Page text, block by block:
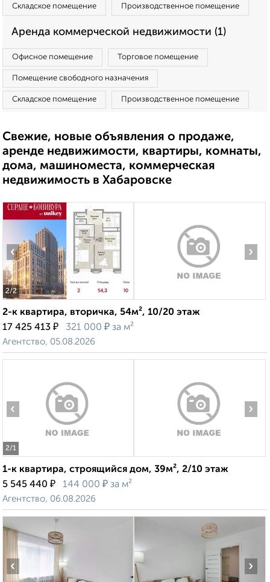
Складское помещение Производственное помещение
Аренда коммерческой недвижимости (1)
Офисное помещение Торговое помещение
Помещение свободного назначения
Складское помещение Производственное помещение
Свежие, новые объявления о продаже,
аренде недвижимости, квартиры, комнаты,
дома, машиноместа, коммерческая
недвижимость в Хабаровске
2/2
‹ ›
2-к квартира, вторичка, 54м², 10/20 этаж
17 425 413 ₽ 321 000 ₽ за м²
Агентство, 05.08.2026
2/1
‹ ›
1-к квартира, строящийся дом, 39м², 2/10 этаж
5 545 440 ₽ 144 000 ₽ за м²
Агентство, 06.08.2026
‹ ›